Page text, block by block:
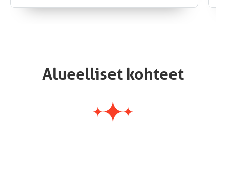
Alueelliset kohteet